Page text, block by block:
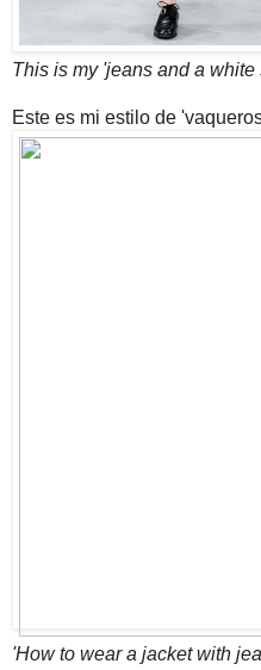
This is my 'jeans and a white
Este es mi estilo de
'How to wear a jacket with